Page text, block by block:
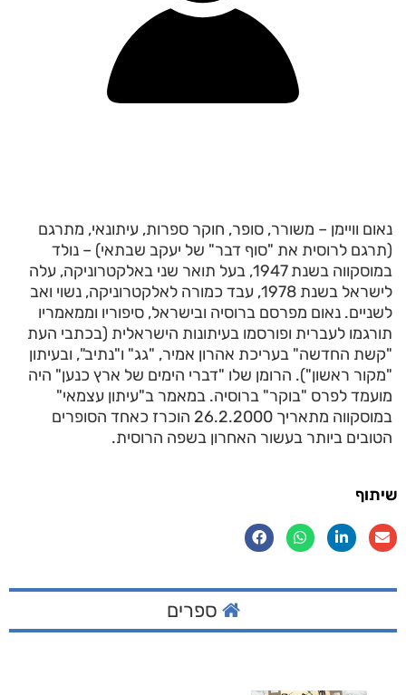
נאום וויימן – משורר, סופר, חוקר ספרות, עיתונאי, מתרגם
(תרגם לרוסית את "סוף דבר" של יעקב שבתאי) – נולד
במוסקווה בשנת 1947, בעל תואר שני באלקטרוניקה, עלה
לישראל בשנת 1978, עבד כמורה לאלקטרוניקה, נשוי ואב
לשניים. נאום מפרסם ברוסיה ובישראל, סיפוריו וממאמריו
תורגמו לעברית ופורסמו בעיתונות הישראלית (בכתבי העת
"קשת החדשה" בעריכת אהרון אמיר, "גג" ו"נתיב", ובעיתון
"מקור ראשון"). הרומן שלו "דברי הימים של ארץ כנען" היה
מועמד לפרס "בוקר" ברוסיה. במאמר ב"עיתון עצמאי"
במוסקווה מתאריך 26.2.2000 הוכרז כאחד הסופרים
הטובים ביותר בעשור האחרון בשפה הרוסית.
שיתוף
ספרים